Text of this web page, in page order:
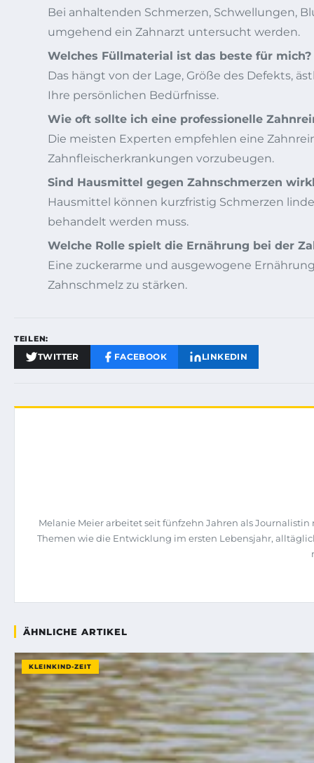
Bei anhaltenden Schmerzen, Schwellungen,
umgehend ein Zahnarzt untersucht werden.
Welches Füllmaterial ist das beste für mich?
Das hängt von der Lage, Größe des Defekts,
Ihre persönlichen Bedürfnisse.
Wie oft sollte ich eine professionelle
Die meisten Experten empfehlen eine
Zahnfleischerkrankungen vorzubeugen.
Sind Hausmittel gegen Zahnschmerzen
Hausmittel können kurzfristig Schmerzen
behandelt werden muss.
Welche Rolle spielt die Ernährung bei der
Eine zuckerarme und ausgewogene
Zahnschmelz zu stärken.
TEILEN:
TWITTER FACEBOOK LINKEDIN
Melanie Meier arbeitet seit fünfzehn Jahren als
Themen wie die Entwicklung im ersten Lebensjahr,
ÄHNLICHE ARTIKEL
KLEINKIND-ZEIT